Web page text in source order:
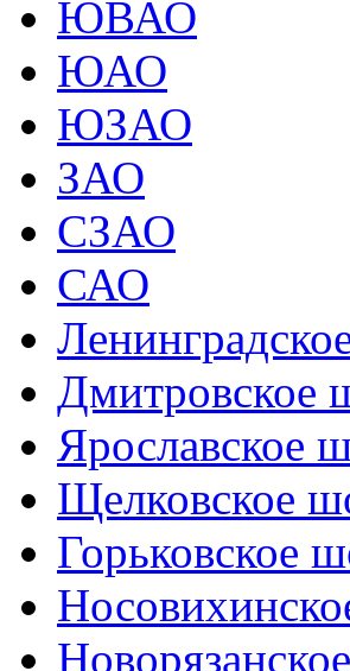
ЮВАО
ЮАО
ЮЗАО
ЗАО
СЗАО
САО
Дмитровское
Ярославское
Щелковское
Горьковское